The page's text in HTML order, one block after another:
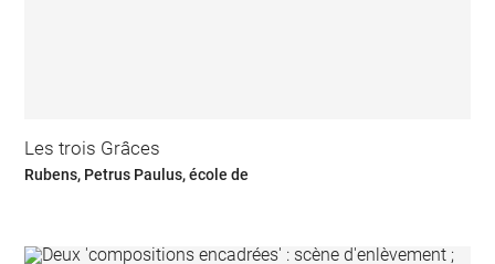
Les trois Grâces
Rubens, Petrus Paulus, école de